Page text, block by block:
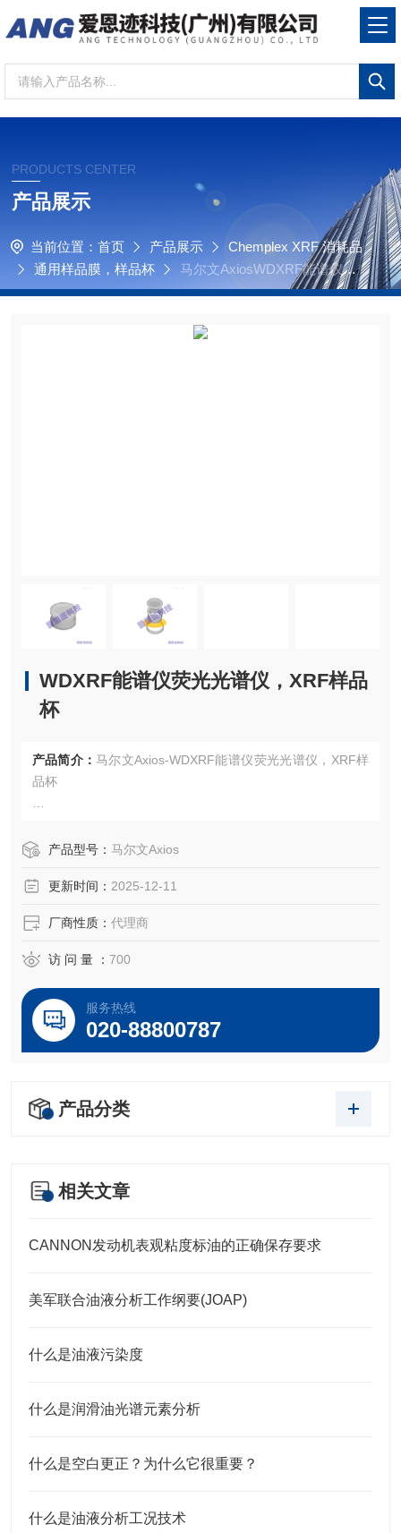
PRODUCTS CENTER
产品展示
当前位置： 首页 产品展示
Chemplex XRF 消耗品
通用样品膜，样品杯
马尔文AxiosWDXRF能谱仪荧
光光谱仪，XRF样品杯
WDXRF能谱仪荧光光谱仪，XRF样品
杯
产品简介： 马尔文Axios-WDXRF能谱仪荧光光谱仪，XRF样
品杯
美国Chemplex是X射线荧光光谱仪（XRF）备件耗材领域的
用于适用于以下等各品牌的X射线X荧光XRF光谱仪样品杯
产品型号： 马尔文Axios
更新时间： 2025-12-11
厂商性质： 代理商
访 问 量 ： 700
服务热线
020-88800787
产品分类
相关文章
CANNON发动机表观粘度标油的正确保存要求
美军联合油液分析工作纲要(JOAP)
什么是油液污染度
什么是润滑油光谱元素分析
什么是空白更正？为什么它很重要？
什么是油液分析工况技术